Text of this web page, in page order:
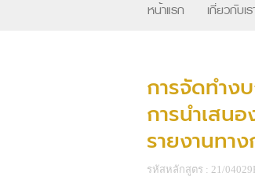
หน้าแรก เกี่ยวกับเร
การจัดทำง
การนำเสน
รายงานทา
รหัสหลักสูตร : 21/